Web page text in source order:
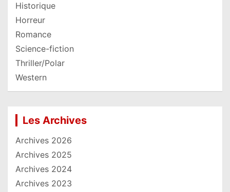
Historique
Horreur
Romance
Science-fiction
Thriller/Polar
Western
Les Archives
Archives 2026
Archives 2025
Archives 2024
Archives 2023